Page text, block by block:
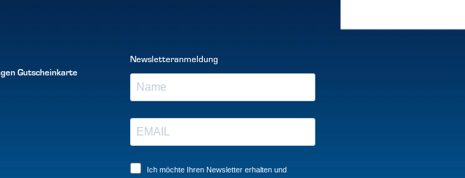
Gutscheinkarte
Newsletteranmeldung
Ich möchte Ihren Newsletter erhalten und